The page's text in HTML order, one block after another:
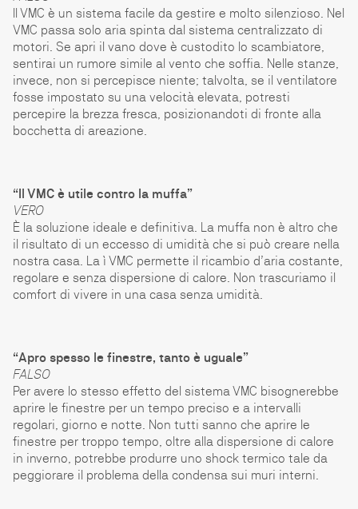
Il VMC è un sistema facile da gestire e molto silenzioso. Nel
VMC passa solo aria spinta dal sistema centralizzato di
motori. Se apri il vano dove è custodito lo scambiatore,
sentirai un rumore simile al vento che soffia. Nelle stanze,
invece, non si percepisce niente; talvolta, se il ventilatore
fosse impostato su una velocità elevata, potresti
percepire la brezza fresca, posizionandoti di fronte alla
bocchetta di areazione.
“Il VMC è utile contro la muffa”
VERO
È la soluzione ideale e definitiva. La muffa non è altro che
il risultato di un eccesso di umidità che si può creare nella
nostra casa. La ì VMC permette il ricambio d’aria costante,
regolare e senza dispersione di calore. Non trascuriamo il
comfort di vivere in una casa senza umidità.
“Apro spesso le finestre, tanto è uguale”
FALSO
Per avere lo stesso effetto del sistema VMC bisognerebbe
aprire le finestre per un tempo preciso e a intervalli
regolari, giorno e notte. Non tutti sanno che aprire le
finestre per troppo tempo, oltre alla dispersione di calore
in inverno, potrebbe produrre uno shock termico tale da
peggiorare il problema della condensa sui muri interni.